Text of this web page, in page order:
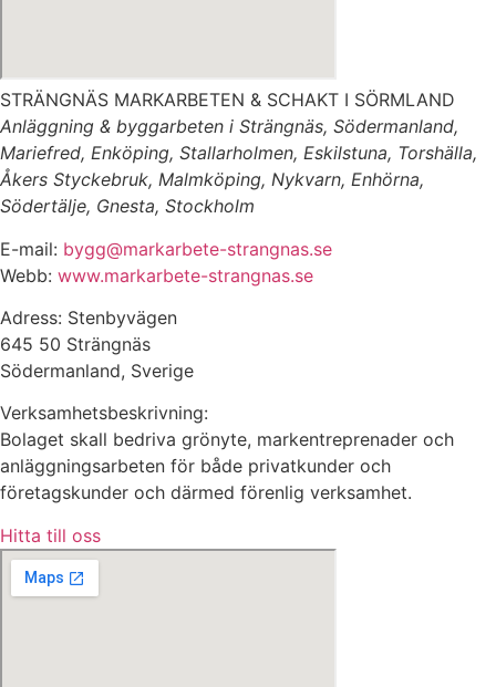
STRÄNGNÄS MARKARBETEN & SCHAKT I SÖRMLAND
Anläggning & byggarbeten i Strängnäs, Södermanland,
Mariefred, Enköping, Stallarholmen, Eskilstuna, Torshälla,
Åkers Styckebruk, Malmköping, Nykvarn, Enhörna,
Södertälje, Gnesta, Stockholm
E-mail: bygg@markarbete-strangnas.se
Webb: www.markarbete-strangnas.se
Adress: Stenbyvägen
645 50 Strängnäs
Södermanland, Sverige
Verksamhetsbeskrivning:
Bolaget skall bedriva grönyte, markentreprenader och
anläggningsarbeten för både privatkunder och
företagskunder och därmed förenlig verksamhet.
Hitta till oss